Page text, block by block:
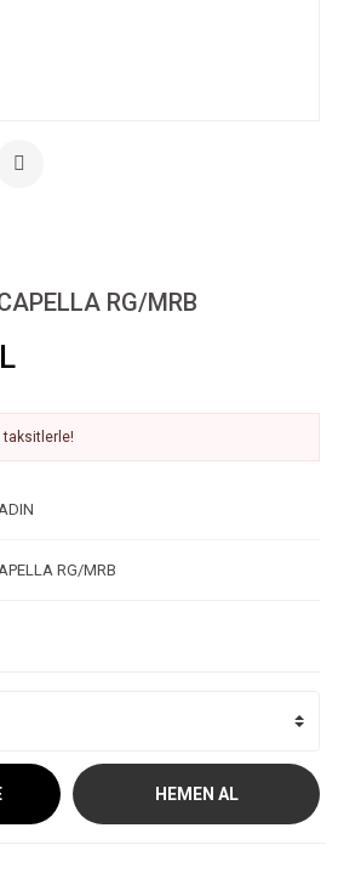
RG/MRB
taksitlerle!
RG/MRB
HEMEN AL